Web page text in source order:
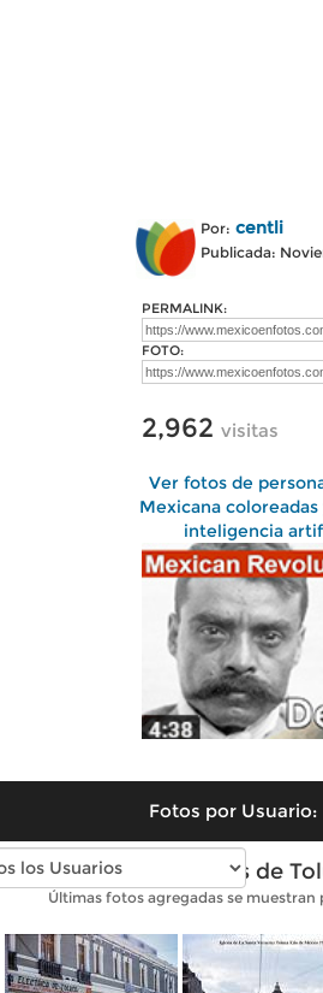
Por: centli
Publicada:
PERMALINK:
FOTO:
2,962 visitas
Ver fotos de
Mexicana
inteligencia
Fotos por Usuario:
Fotos antiguas de
Últimas fotos agregadas se muestran